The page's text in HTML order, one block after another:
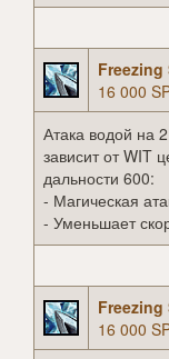
Freezing
16 000
Атака водой на
зависит от WIT
дальности 600:
- Магическая
- Уменьшает
Freezing
16 000